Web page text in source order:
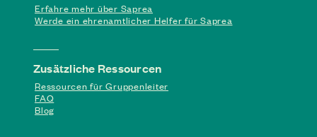
Erfahre mehr über Saprea
Werde ein ehrenamtlicher Helfer für Saprea
Zusätzliche Ressourcen
Ressourcen für Gruppenleiter
FAQ
Blog